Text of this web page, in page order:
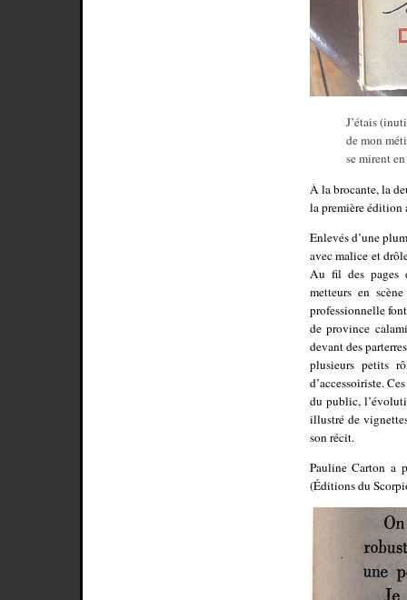
J’étais
de mon
se mirent
À la brocante, la
la première édition
Enlevés d’une
avec malice et
Au fil des pages
metteurs en
professionnelle
de province
devant des
plusieurs petits
d’accessoiriste.
du public,
illustré de
son récit.
Pauline Carton a
(Éditions du